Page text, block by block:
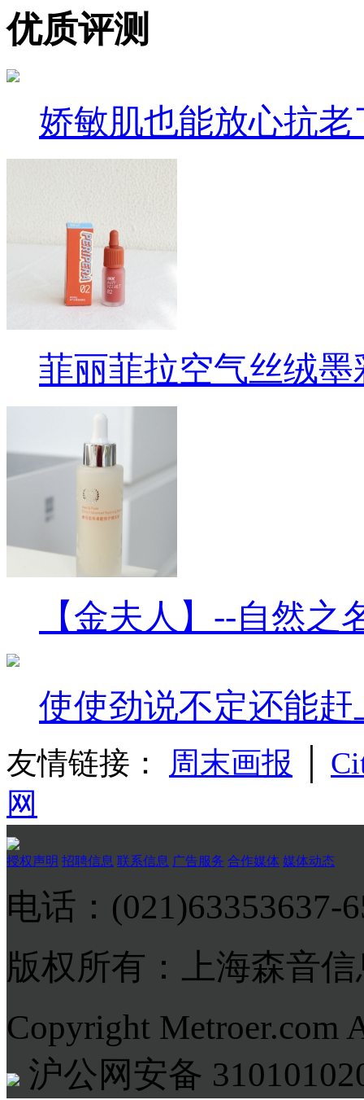
优质评测
娇敏肌也能放心抗老
菲丽菲拉空气丝绒
【金夫人】--自然之
使使劲说不定还能
友情链接： 周末画报
网
授权声明 招聘信息 联系信息 广告服务 合作媒体 媒体动态
电话：(021)63353637-
版权所有：上海森音
Copyright Metroer.com
沪公网安备